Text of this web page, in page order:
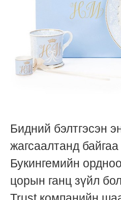
Бидний бэлтгэсэн
жагсаалтанд
Букингемийн
цорын ганц зүйл